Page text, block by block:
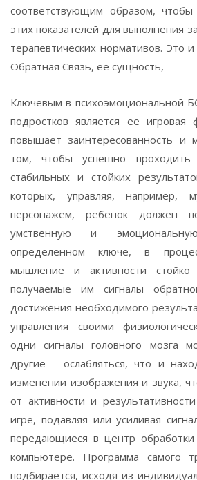
соответствующим образом, чтобы
этих показателей для выполнения
терапевтических нормативов. Это
Обратная Связь, ее сущность,
Ключевым в психоэмоциональной
подростков является ее
повышает заинтересованность и
том, чтобы успешно проходить
стабильных и стойких
которых, управляя, например,
персонажем, ребенок должен
умственную и
определенном ключе, в
мышление и активности стойко
получаемые им сигналы
достижения необходимого
управления своими
одни сигналы головного мозга
другие – ослабляться, что и
изменении изображения и звука,
от активности и
игре, подавляя или усиливая
передающиеся в центр
компьютере. Программа самого
подбирается, исходя из